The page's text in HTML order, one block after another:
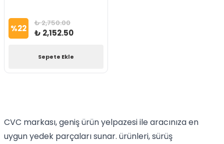
%22 ₺ 2,750.00
₺ 2,152.50
Sepete Ekle
CVC markası, geniş ürün yelpazesi ile aracınıza en
uygun yedek parçaları sunar. ürünleri, sürüş